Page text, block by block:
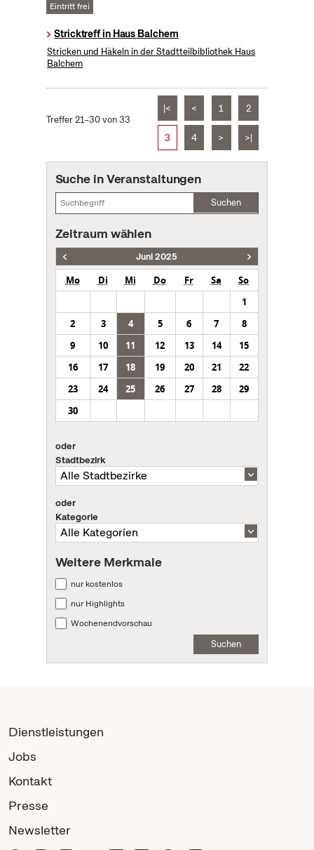
Eintritt frei
Stricktreff in Haus Balchem
Stricken und Häkeln in der Stadtteilbibliothek Haus
Balchem
Treffer 21–30 von 33
|< < 1 2
3 4 > >|
Suche in Veranstaltungen
Suchen
Zeitraum wählen
Juni 2025
Mo Di Mi Do Fr Sa
So
1
2
3 4 5 6 7
8
9
10 11 12 13 14
15
16
17 18 19 20 21
22
23
24 25 26 27 28
29
30
oder
Stadtbezirk
oder
Kategorie
Weitere Merkmale
nur kostenlos
nur Highlights
Wochenendvorschau
Suchen
Dienstleistungen
Jobs
Kontakt
Presse
Newsletter